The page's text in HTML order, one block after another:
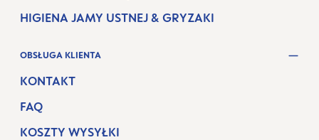
HIGIENA JAMY USTNEJ & GRYZAKI
OBSŁUGA KLIENTA
KONTAKT
FAQ
KOSZTY WYSYŁKI